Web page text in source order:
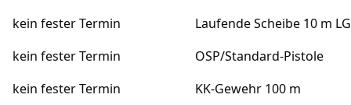
kein fester Termin
Laufende Scheibe 10 m LG
kein fester Termin
OSP/Standard-Pistole
kein fester Termin
KK-Gewehr 100 m